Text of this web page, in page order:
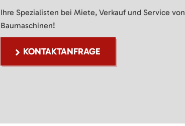
Ihre Spezialisten bei Miete, Verkauf und Service von
Baumaschinen!
KONTAKTANFRAGE